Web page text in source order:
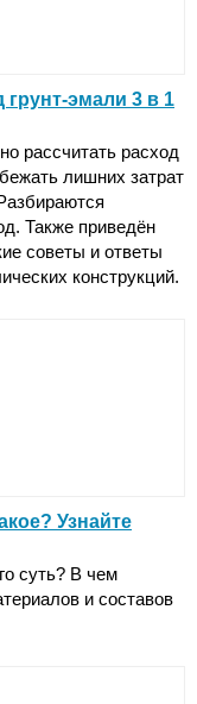
3 в 1
рассчитать расход
лишних затрат
Также приведён
советы и ответы
конструкций.
Узнайте
суть? В чем
и составов